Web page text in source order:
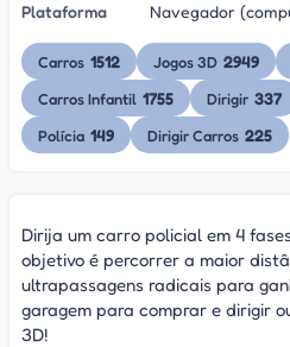
Plataforma
Navegador
Carros 1512 Jogos 3D 2949
Carros Infantil 1755 Dirigir 337
Polícia 149 Dirigir Carros 225
Dirija um carro policial em 4
objetivo é percorrer a maior
ultrapassagens radicais para
garagem para comprar e dirigir
3D!